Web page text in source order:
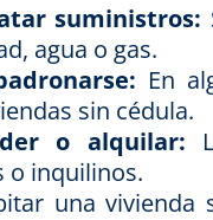
suministros:
agua o gas.
En
sin cédula.
o alquilar:
o inquilinos.
una vivienda